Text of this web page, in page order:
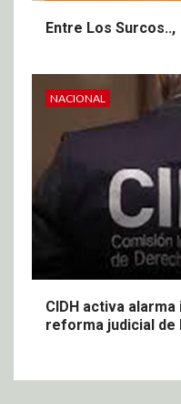
Entre Los Surcos..,
NACIONAL
CIDH activa
reforma judicial de